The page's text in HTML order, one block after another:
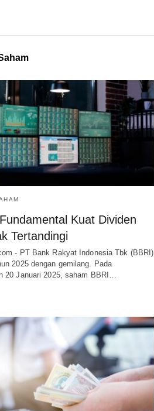
Kuat Dividen
Tertandingi
- PT Bank Rakyat Indonesia Tbk (BBRI)
2025 dengan gemilang. Pada
20 Januari 2025, saham BBRI…